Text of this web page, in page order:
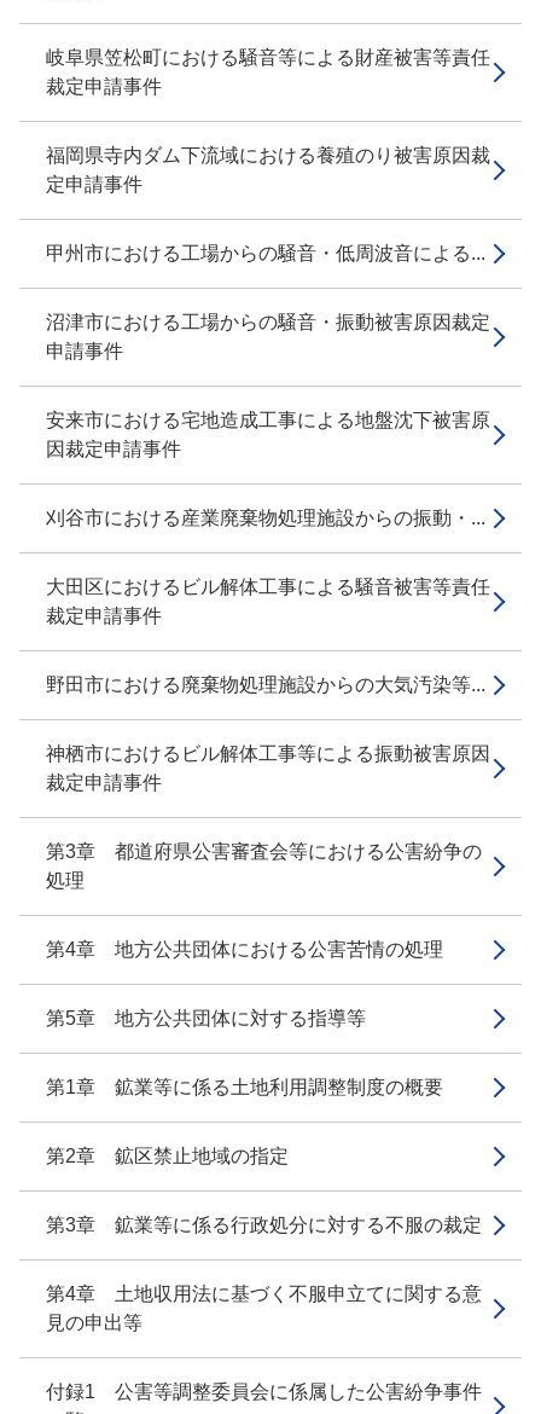
岐阜県笠松町における騒音等による財産被害等責任
裁定申請事件
福岡県寺内ダム下流域における養殖のり被害原因裁
定申請事件
甲州市における工場からの騒音・低周波音による...
沼津市における工場からの騒音・振動被害原因裁定
申請事件
安来市における宅地造成工事による地盤沈下被害原
因裁定申請事件
刈谷市における産業廃棄物処理施設からの振動・...
大田区におけるビル解体工事による騒音被害等責任
裁定申請事件
野田市における廃棄物処理施設からの大気汚染等...
神栖市におけるビル解体工事等による振動被害原因
裁定申請事件
第3章 都道府県公害審査会等における公害紛争の
処理
第4章 地方公共団体における公害苦情の処理
第5章 地方公共団体に対する指導等
第1章 鉱業等に係る土地利用調整制度の概要
第2章 鉱区禁止地域の指定
第3章 鉱業等に係る行政処分に対する不服の裁定
第4章 土地収用法に基づく不服申立てに関する意
見の申出等
付録1 公害等調整委員会に係属した公害紛争事件